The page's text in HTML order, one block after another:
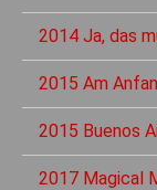
2014 Ja, das
2015 Am
2015 Buenos
2017 Magical